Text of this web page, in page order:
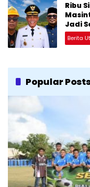
Ribu
Jadi
Berita
Popular